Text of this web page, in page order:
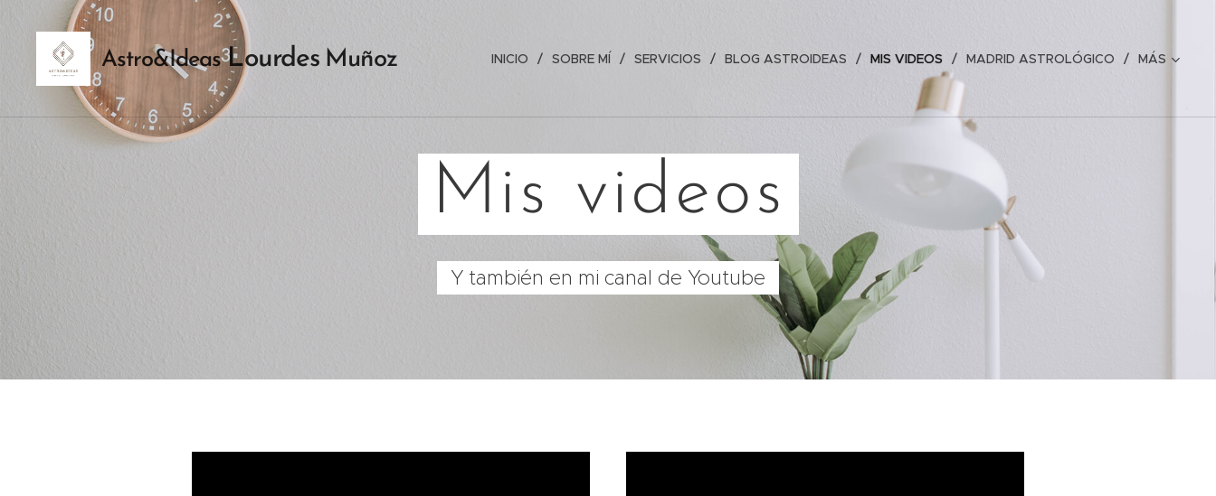
Astro&IdeasLourdes Muñoz INICIO SOBRE MÍ SERVICIOS BLOG ASTROIDEAS MIS VIDEOS MADRID ASTROLÓGICO MÁS
Mis videos
Y también en mi canal de Youtube